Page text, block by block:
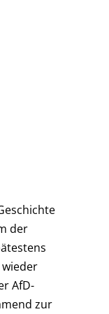
der
AfD-
zur